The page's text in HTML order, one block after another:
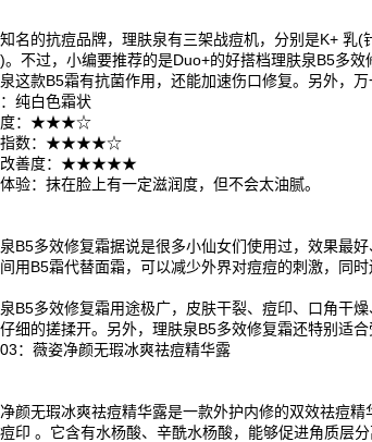
名的抗痘品牌，理肤泉有三架战痘机，分别是K+ 乳
。不过，小编要推荐的是Duo+的好搭档理肤泉B5多效
这款B5霜有抗菌作用，还能加速伤口修复。另外，
纯白色霜状
度：★★★☆
指数：★★★★☆
改善度：★★★★★
验：抹在脸上有一定滋润度，但不会太油腻。
B5多效修复霜据说是很多小仙女们使用过，效果最
用B5霜代替面霜，可以减少外界对痘痘的刺激，同
B5多效修复霜用途极广，皮肤干裂、痘印、口角干
细的搓揉开。另外，理肤泉B5多效修复霜还特别适
：薇姿净颜无瑕冰爽祛痘精华露
颜无瑕冰爽祛痘精华露是一款外护内修的双效祛痘
印 。它含有水杨酸、辛酰水杨酸，能够促进角质层